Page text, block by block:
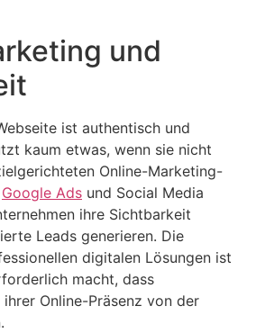
und
ist authentisch und
kaum etwas, wenn sie nicht
Online-Marketing-
Google Ads und Social Media
ihre Sichtbarkeit
Leads generieren. Die
digitalen Lösungen ist
macht, dass
Online-Präsenz von der